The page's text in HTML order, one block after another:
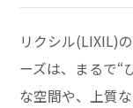
リクシル(LIXIL)
ーズは、まるで“
な空間や、上質